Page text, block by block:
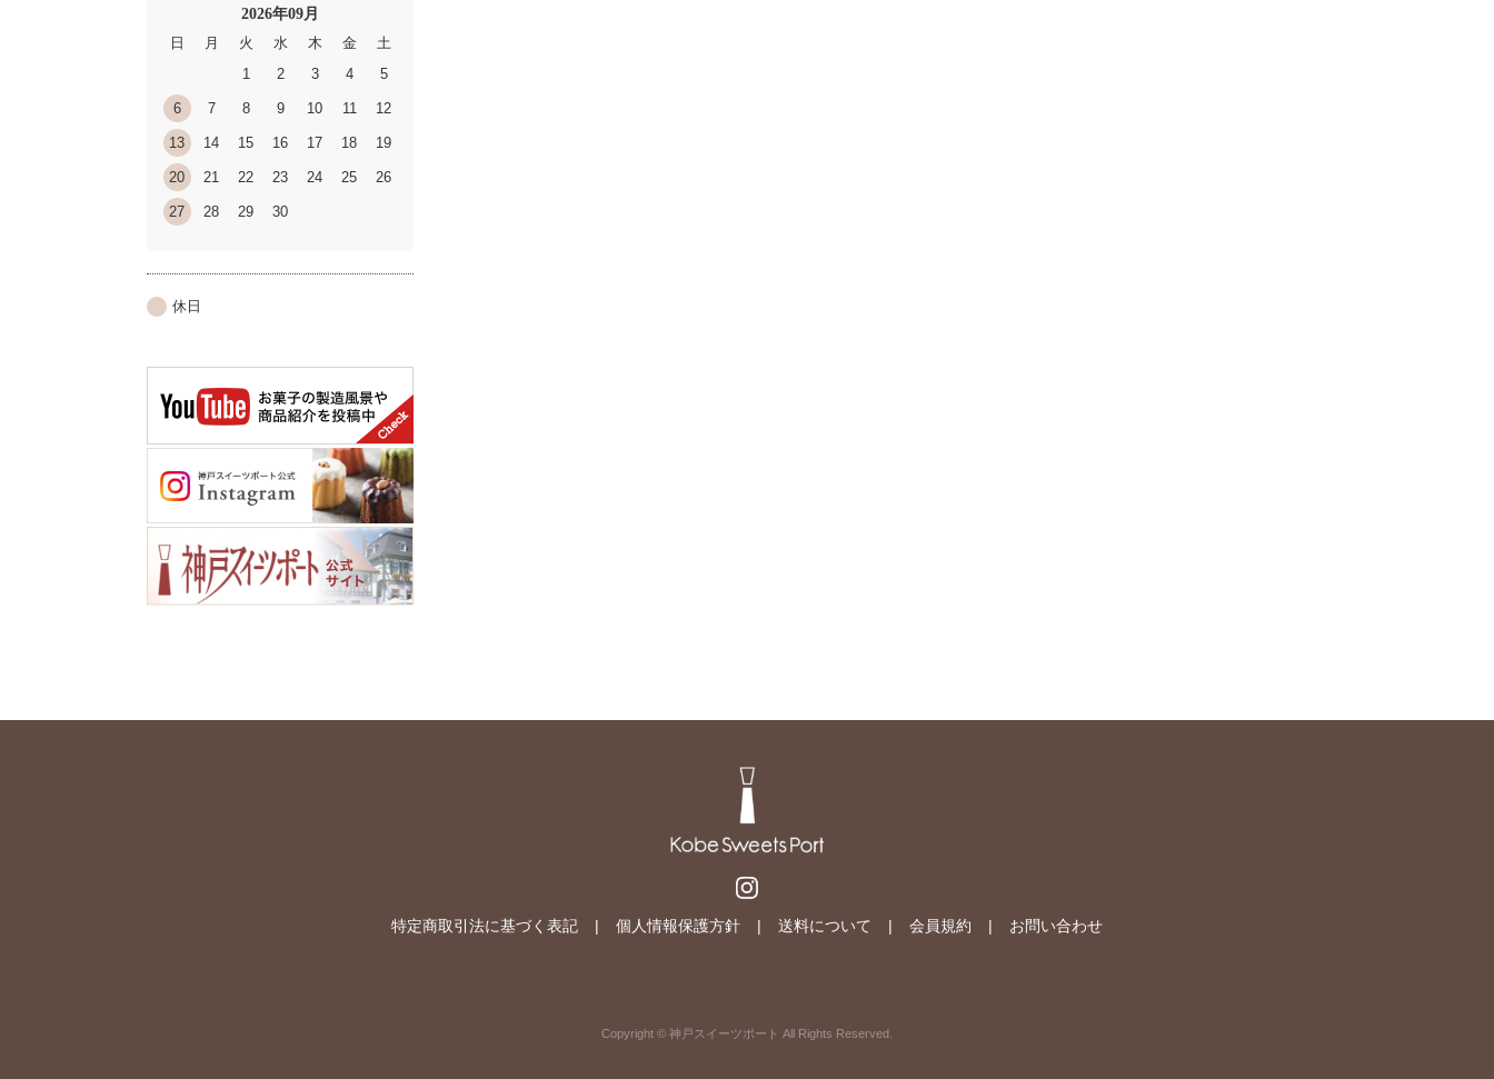
2026年09月
日
月 火 水 木 金
土
1
2 3 4 5
6 7 8 9 10 11 12
13 14 15 16 17 18 19
20 21 22 23 24 25 26
27 28 29 30
休日
特定商取引法に基づく表記 個人情報保護方針 送料について 会員規約 お問い合わせ
Copyright © 神戸スイーツポート All Rights Reserved.